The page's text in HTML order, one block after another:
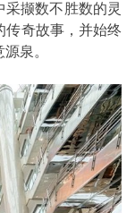
采撷数不胜数的灵
传奇故事，并始终
泉。